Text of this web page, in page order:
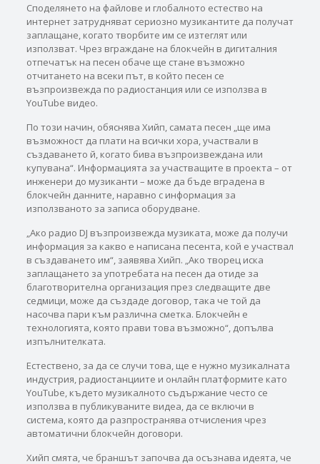
Споделянето на файлове и глобалното естество на
интернет затрудняват сериозно музикантите да получат
заплащане, когато творбите им се изтеглят или
използват. Чрез вграждане на блокчейн в дигиталния
отпечатък на песен обаче ще стане възможно
отчитането на всеки път, в който песен се
възпроизвежда по радиостанция или се използва в
YouTube видео.
По този начин, обяснява Хийп, самата песен „ще има
възможност да плати на всички хора, участвали в
създаването й, когато бива възпроизвеждана или
купувана“. Информацията за участващите в проекта – от
инженери до музиканти – може да бъде вградена в
блокчейн данните, наравно с информация за
използваното за записа оборудване.
„Ако радио DJ възпроизвежда музиката, може да получи
информация за какво е написана песента, кой е участвал
в създаването им“, заявява Хийп. „Ако творец иска
заплащането за употребата на песен да отиде за
благотворителна организация през следващите две
седмици, може да създаде договор, така че той да
насочва пари към различна сметка. Блокчейн е
технологията, която прави това възможно“, допълва
изпълнителката.
Естествено, за да се случи това, ще е нужно музикалната
индустрия, радиостанциите и онлайн платформите като
YouTube, където музикалното съдържание често се
използва в публикуваните видеа, да се включи в
система, която да разпространява отчисления чрез
автоматични блокчейн договори.
Хийп смята, че браншът започва да осъзнава идеята, че